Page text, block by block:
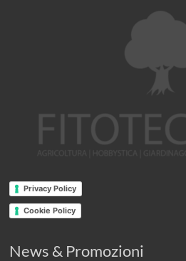
Privacy Policy
Cookie Policy
News & Promozioni